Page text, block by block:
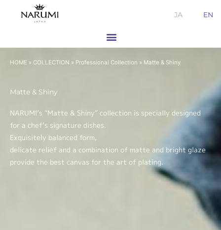
JA EN
HOME » COLLECTION » Professional Collection » Matte & Shiny
Matte & Shiny
NARUMI’s “Matte & Shiny” collection is specially designed
for a chef’s signature dishes.
Exquisitely balanced form,
delicate relief and a combination of matte and bright glaze
provide the best canvas for the art of plating.